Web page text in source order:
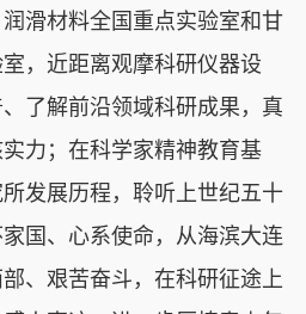
滑材料全国重点实验室和甘
，近距离观摩科研仪器设
了解前沿领域科研成果，真
力；在科学家精神教育基
发展历程，聆听上世纪五十
国、心系使命，从海滨大连
、艰苦奋斗，在科研征途上